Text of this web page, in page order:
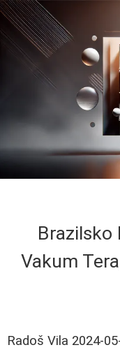
Brazilsko
Vakum
Radoš Vila 2024-